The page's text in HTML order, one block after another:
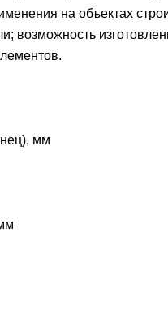
на объектах
возможность
мм